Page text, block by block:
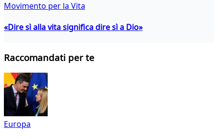
Movimento per la Vita
«Dire sì alla vita significa dire sì a Dio»
Raccomandati per te
Europa